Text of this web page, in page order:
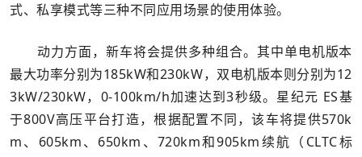
式、私享模式等三种不同应用场景的使用体验。
动力方面，新车将会提供多种组合。其中单电机版本
最大功率分别为185kW和230kW，双电机版本则分别为12
3kW/230kW，0-100km/h加速达到3秒级。星纪元 ES基
于800V高压平台打造，根据配置不同，该车将提供570k
m、605km、650km、720km和905km续航（CLTC标